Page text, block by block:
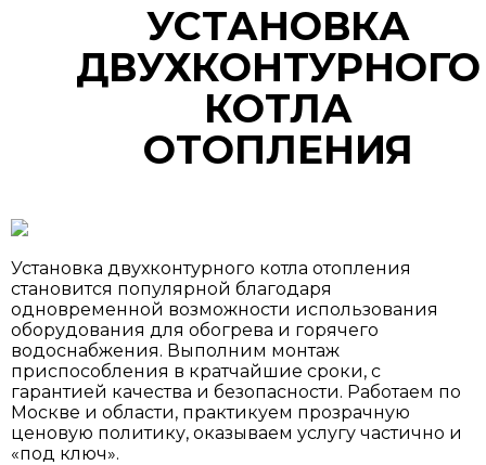
УСТАНОВКА
ДВУХКОНТУРНОГО
КОТЛА
ОТОПЛЕНИЯ
Установка двухконтурного котла отопления
становится популярной благодаря
одновременной возможности использования
оборудования для обогрева и горячего
водоснабжения. Выполним монтаж
приспособления в кратчайшие сроки, с
гарантией качества и безопасности. Работаем по
Москве и области, практикуем прозрачную
ценовую политику, оказываем услугу частично и
«под ключ».